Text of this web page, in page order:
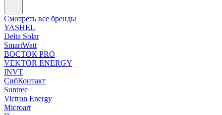
Смотреть все бренды
YASHEL
Delta Solar
SmartWatt
ВОСТОК PRO
VEKTOR ENERGY
INVT
СибКонтакт
Suntree
Victron Energy
Microart